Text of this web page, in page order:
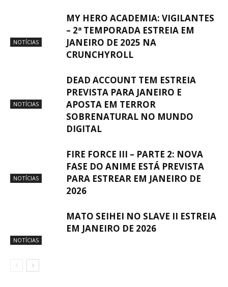
NOTÍCIAS
MY HERO ACADEMIA: VIGILANTES
– 2ª TEMPORADA ESTREIA EM
JANEIRO DE 2025 NA
CRUNCHYROLL
NOTÍCIAS
DEAD ACCOUNT TEM ESTREIA
PREVISTA PARA JANEIRO E
APOSTA EM TERROR
SOBRENATURAL NO MUNDO
DIGITAL
NOTÍCIAS
FIRE FORCE III – PARTE 2: NOVA
FASE DO ANIME ESTÁ PREVISTA
PARA ESTREAR EM JANEIRO DE
2026
NOTÍCIAS
MATO SEIHEI NO SLAVE II ESTREIA
EM JANEIRO DE 2026